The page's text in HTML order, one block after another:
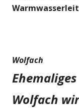
Wolfach
Wolfach